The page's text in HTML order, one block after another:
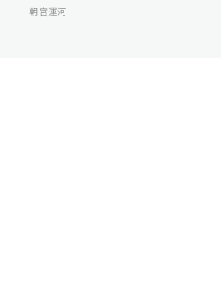
朝宮運河